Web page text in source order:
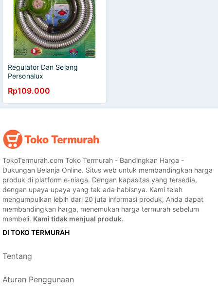
Regulator Dan Selang
Personalux
Rp109.000
TokoTermurah.com Toko Termurah - Bandingkan Harga -
Dukungan Belanja Online. Situs web untuk membandingkan harga
produk di platform e-niaga. Dengan kapasitas yang tersedia,
dengan upaya upaya yang tak ada habisnya. Kami telah
mengumpulkan lebih dari 20 juta informasi produk, Anda dapat
membandingkan harga, menemukan harga termurah sebelum
membeli. Kami tidak menjual produk.
DI TOKO TERMURAH
Tentang
Aturan Penggunaan